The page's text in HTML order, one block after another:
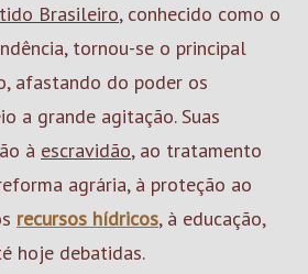
Brasileiro, conhecido como o
tornou-se o principal
afastando do poder os
a grande agitação. Suas
à escravidão, ao tratamento
agrária, à proteção ao
recursos hídricos, à educação,
hoje debatidas.